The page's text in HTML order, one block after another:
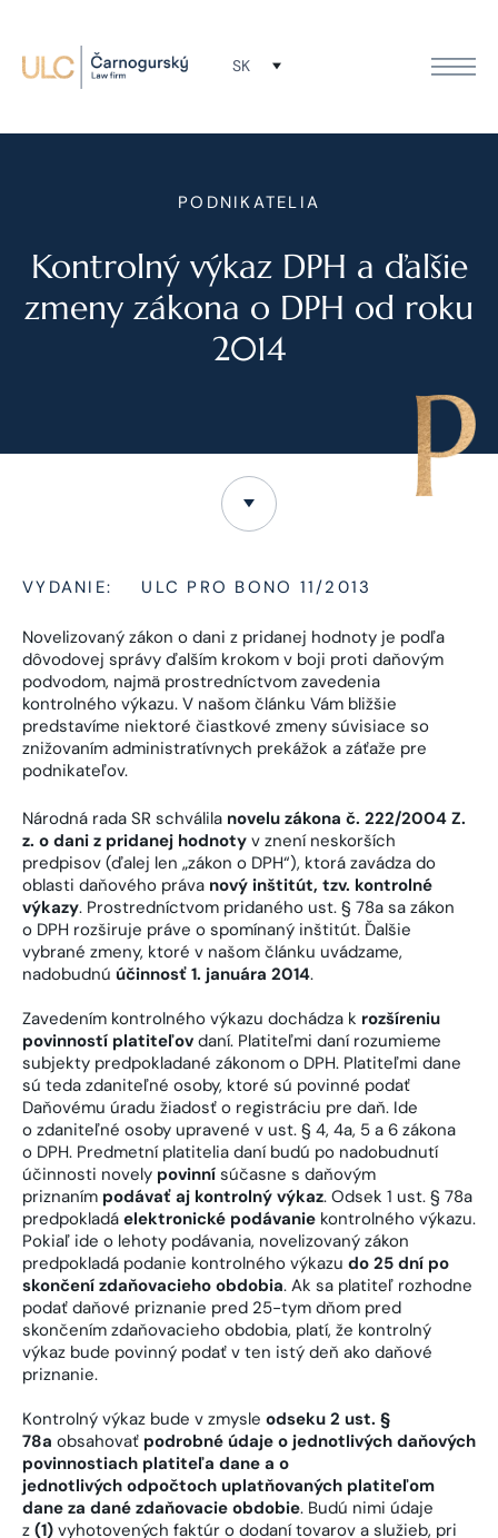
SK
PODNIKATELIA
Kontrolný výkaz DPH a ďalšie
zmeny zákona o DPH od roku
2014
VYDANIE: ULC PRO BONO 11/2013
Novelizovaný zákon o dani z pridanej hodnoty je podľa
dôvodovej správy ďalším krokom v boji proti daňovým
podvodom, najmä prostredníctvom zavedenia
kontrolného výkazu. V našom článku Vám bližšie
predstavíme niektoré čiastkové zmeny súvisiace so
znižovaním administratívnych prekážok a záťaže pre
podnikateľov.
Národná rada SR schválila novelu zákona č. 222/2004 Z.
z. o dani z pridanej hodnoty v znení neskorších
predpisov (ďalej len „zákon o DPH“), ktorá zavádza do
oblasti daňového práva nový inštitút, tzv. kontrolné
výkazy. Prostredníctvom pridaného ust. § 78a sa zákon
o DPH rozširuje práve o spomínaný inštitút. Ďalšie
vybrané zmeny, ktoré v našom článku uvádzame,
nadobudnú účinnosť 1. januára 2014.
Zavedením kontrolného výkazu dochádza k rozšíreniu
povinností platiteľov daní. Platiteľmi daní rozumieme
subjekty predpokladané zákonom o DPH. Platiteľmi dane
sú teda zdaniteľné osoby, ktoré sú povinné podať
Daňovému úradu žiadosť o registráciu pre daň. Ide
o zdaniteľné osoby upravené v ust. § 4, 4a, 5 a 6 zákona
o DPH. Predmetní platitelia daní budú po nadobudnutí
účinnosti novely povinní súčasne s daňovým
priznaním podávať aj kontrolný výkaz. Odsek 1 ust. § 78a
predpokladá elektronické podávanie kontrolného výkazu.
Pokiaľ ide o lehoty podávania, novelizovaný zákon
predpokladá podanie kontrolného výkazu do 25 dní po
skončení zdaňovacieho obdobia. Ak sa platiteľ rozhodne
podať daňové priznanie pred 25-tym dňom pred
skončením zdaňovacieho obdobia, platí, že kontrolný
výkaz bude povinný podať v ten istý deň ako daňové
priznanie.
Kontrolný výkaz bude v zmysle odseku 2 ust. §
78a obsahovať podrobné údaje o jednotlivých daňových
povinnostiach platiteľa dane a o
jednotlivých odpočtoch uplatňovaných platiteľom
dane za dané zdaňovacie obdobie. Budú nimi údaje
z (1) vyhotovených faktúr o dodaní tovarov a služieb, pri